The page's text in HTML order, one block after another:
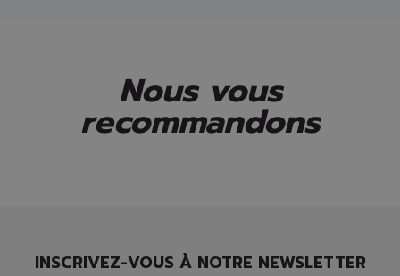
Nous vous
recommandons
INSCRIVEZ-VOUS À NOTRE NEWSLETTER